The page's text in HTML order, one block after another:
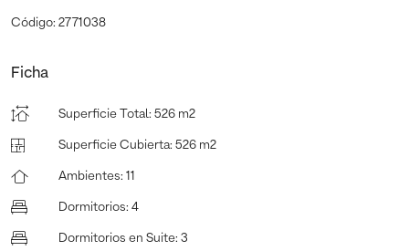
Código: 2771038
Ficha
Superficie Total : 526 m2
Superficie Cubierta: 526 m2
Ambientes: 11
Dormitorios: 4
Dormitorios en Suite: 3